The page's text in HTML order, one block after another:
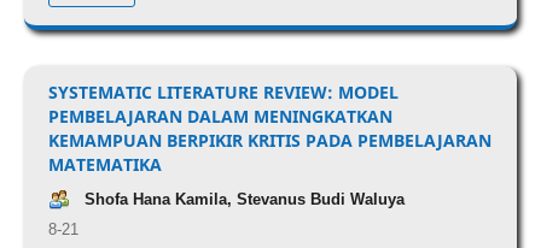
SYSTEMATIC LITERATURE REVIEW: MODEL
PEMBELAJARAN DALAM MENINGKATKAN
KEMAMPUAN BERPIKIR KRITIS PADA PEMBELAJARAN
MATEMATIKA
Shofa Hana Kamila, Stevanus Budi Waluya
8-21